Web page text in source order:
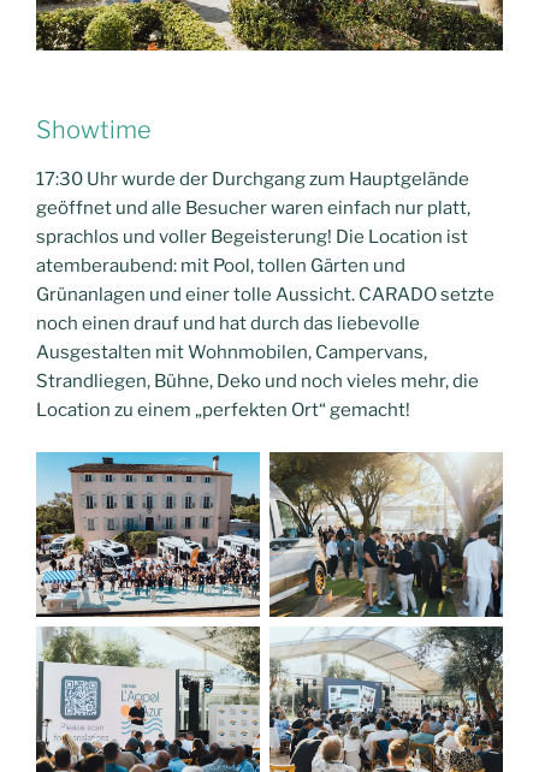
Showtime
17:30 Uhr wurde der Durchgang zum Hauptgelände
geöffnet und alle Besucher waren einfach nur platt,
sprachlos und voller Begeisterung! Die Location ist
atemberaubend: mit Pool, tollen Gärten und
Grünanlagen und einer tolle Aussicht. CARADO setzte
noch einen drauf und hat durch das liebevolle
Ausgestalten mit Wohnmobilen, Campervans,
Strandliegen, Bühne, Deko und noch vieles mehr, die
Location zu einem „perfekten Ort“ gemacht!